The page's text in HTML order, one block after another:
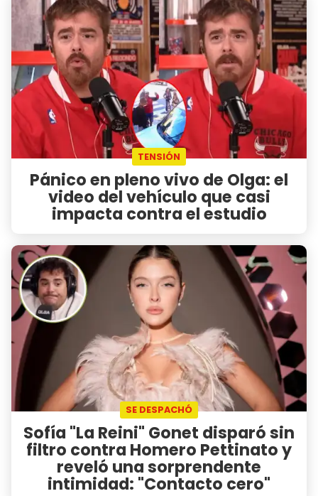
TENSIÓN
Pánico en pleno vivo de Olga: el
video del vehículo que casi
impacta contra el estudio
SE DESPACHÓ
Sofía "La Reini" Gonet disparó sin
filtro contra Homero Pettinato y
reveló una sorprendente
intimidad: "Contacto cero"